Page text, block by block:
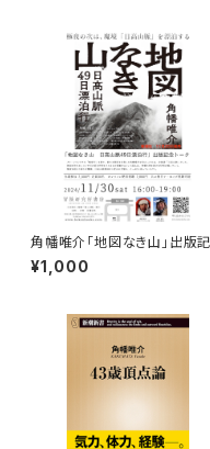
角幡唯介「地図なき山」出版
トークイベント録画視聴権
¥1,000